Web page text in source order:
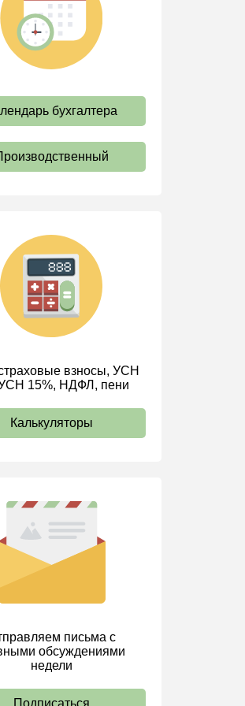
и время отдыха
труда
и
книжки
документы и
данные
бухгалтера
взносы, УСН
15%, НДФЛ, пени
Калькуляторы
письма с
обсуждениями
недели
Подписаться